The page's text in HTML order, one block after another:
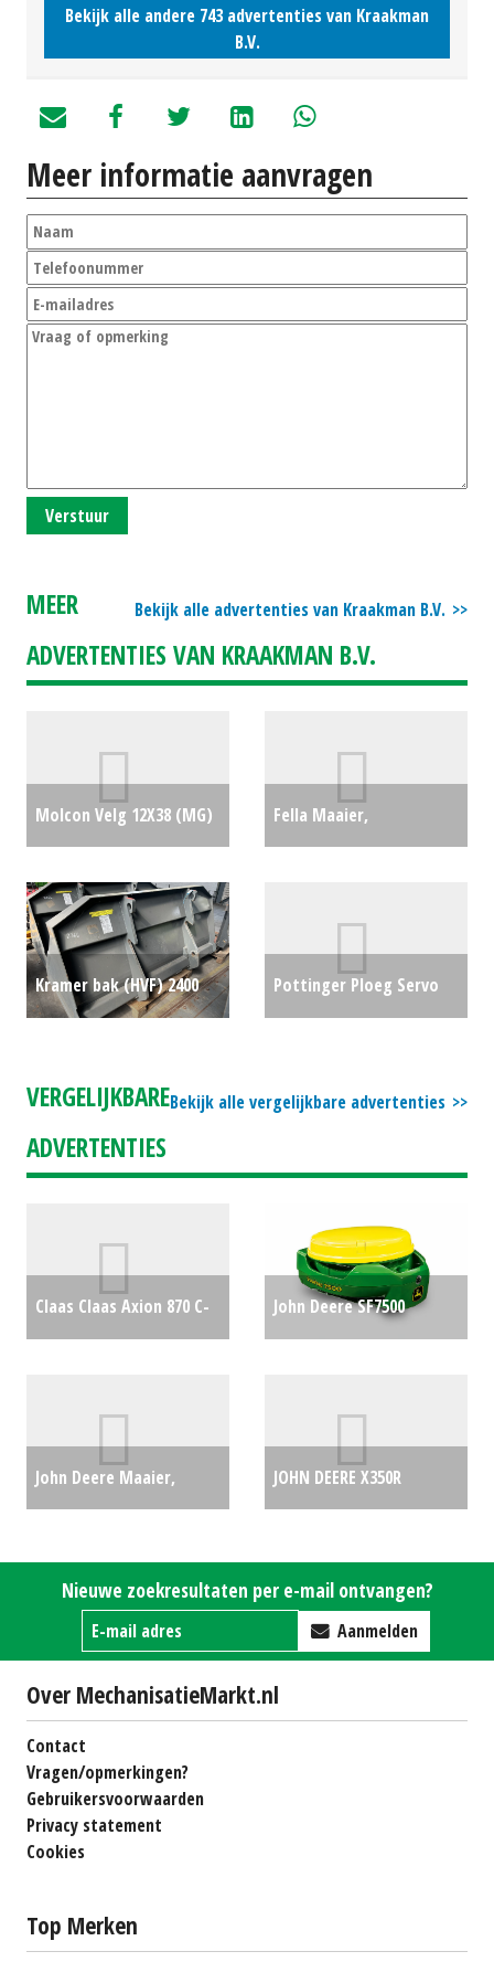
Bekijk alle andere 743 advertenties van Kraakman
B.V.
Meer informatie aanvragen
Verstuur
Bekijk alle advertenties van Kraakman B.V.
MEER
ADVERTENTIES VAN KRAAKMAN B.V.
Molcon Velg 12X38 (MG)
Fella Maaier,
(EL) #23546
€6500
Kramer bak (HVF) 2400
Pottinger Ploeg Servo
Bekijk alle vergelijkbare advertenties
VERGELIJKBARE
ADVERTENTIES
Claas Claas Axion 870 C-
John Deere SF7500
€7650
John Deere Maaier,
#75514
€0
JOHN DEERE X350R
€6966
Nieuwe zoekresultaten per e-mail ontvangen?
Aanmelden
Over MechanisatieMarkt.nl
Contact
Vragen/opmerkingen?
Gebruikersvoorwaarden
Privacy statement
Cookies
Top Merken